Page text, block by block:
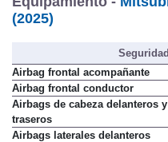
(2025)
Airbag frontal acompañante
Airbag frontal conductor
Airbags de cabeza delanteros y
traseros
Airbags laterales delanteros